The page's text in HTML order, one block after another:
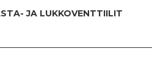
JA LUKKOVENTTIILIT